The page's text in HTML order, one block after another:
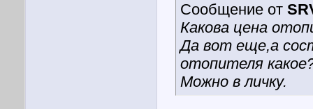
Сообщение от
Какова цена
Да вот еще,а
отопителя
Можно в личку.